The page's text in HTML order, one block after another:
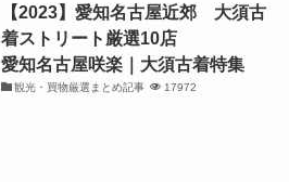
【2023】愛知名古屋近郊 大須古
着ストリート厳選10店
愛知名古屋咲楽｜大須古着特集
観光・買物厳選まとめ記事 17972